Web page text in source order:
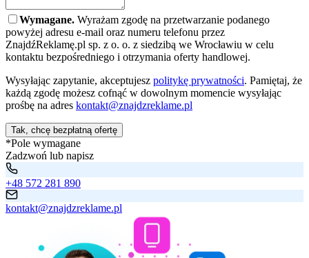
Wymagane. Wyrażam zgodę na przetwarzanie podanego
powyżej adresu e-mail oraz numeru telefonu przez
ZnajdźReklamę.pl sp. z o. o. z siedzibą we Wrocławiu w celu
kontaktu bezpośredniego i otrzymania oferty handlowej.
Wysyłając zapytanie, akceptujesz politykę prywatności. Pamiętaj, że
każdą zgodę możesz cofnąć w dowolnym momencie wysyłając
prośbę na adres kontakt@znajdzreklame.pl
Tak, chcę bezpłatną ofertę
*Pole wymagane
Zadzwoń lub napisz
+48 572 281 890
kontakt@znajdzreklame.pl